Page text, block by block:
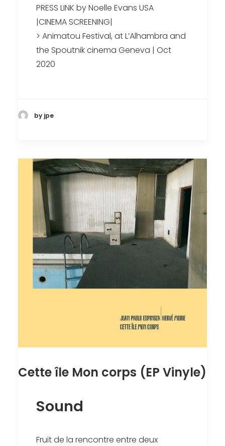
PRESS LINK by Noelle Evans USA
|CINEMA SCREENING|
> Animatou Festival, at L’Alhambra and
the Spoutnik cinema Geneva | Oct
2020
by jpe
Cette île Mon corps (EP Vinyle)
Sound
Fruit de la rencontre entre deux